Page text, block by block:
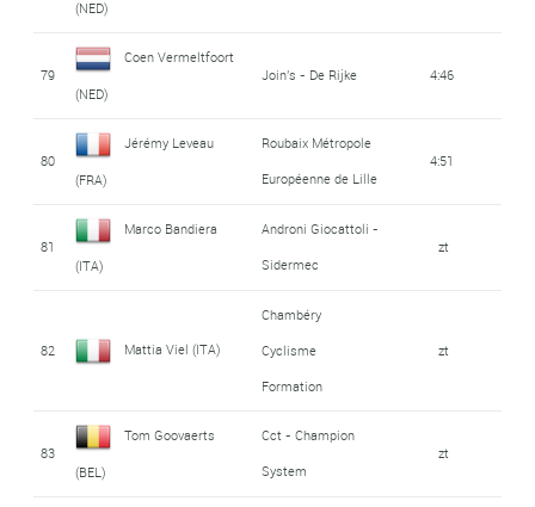
(NED)
79
Coen Vermeltfoort
(NED)
Join's - De Rijke 4:46
80
Jérémy Leveau
(FRA)
Roubaix Métropole
Européenne de Lille
4:51
81
Marco Bandiera
(ITA)
Androni Giocattoli -
Sidermec
zt
82 Mattia Viel (ITA)
Chambéry
Cyclisme
Formation
zt
83
Tom Goovaerts
(BEL)
Cct - Champion
System
zt